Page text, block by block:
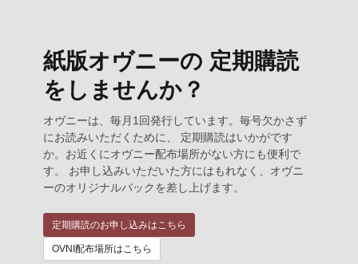
紙版オヴニーの 定期購読
をしませんか？
オヴニーは、毎月1回発行しています。毎号欠かさず
にお読みいただくために、 定期購読はいかがです
か。お近くにオヴニー配布場所がない方にも便利で
す。 お申し込みいただいた方にはもれなく、オヴニ
ーのオリジナルバックを差し上げます。
定期購読のお申し込みはこちら
OVNI配布場所はこちら